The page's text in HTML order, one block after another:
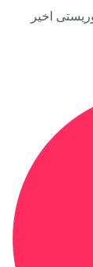
اخیر